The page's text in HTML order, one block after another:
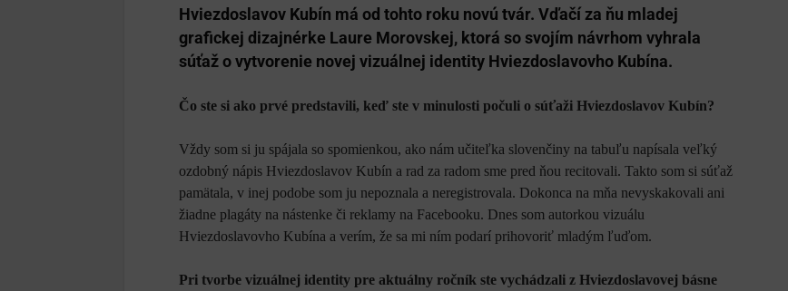
Hviezdoslavov Kubín má od tohto roku novú tvár. Vďačí za ňu mladej
grafickej dizajnérke Laure Morovskej, ktorá so svojím návrhom vyhrala
súťaž o vytvorenie novej vizuálnej identity Hviezdoslavovho Kubína.
Čo ste si ako prvé predstavili, keď ste v minulosti počuli o súťaži Hviezdoslavov Kubín?
Vždy som si ju spájala so spomienkou, ako nám učiteľka slovenčiny na tabuľu napísala veľký
ozdobný nápis Hviezdoslavov Kubín a rad za radom sme pred ňou recitovali. Takto som si súťaž
pamätala, v inej podobe som ju nepoznala a neregistrovala. Dokonca na mňa nevyskakovali ani
žiadne plagáty na nástenke či reklamy na Facebooku. Dnes som autorkou vizuálu
Hviezdoslavovho Kubína a verím, že sa mi ním podarí prihovoriť mladým ľuďom.
Pri tvorbe vizuálnej identity pre aktuálny ročník ste vychádzali z Hviezdoslavovej básne